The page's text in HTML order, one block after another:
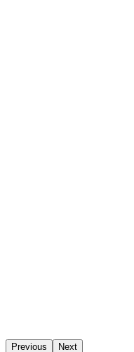
Previous
Next